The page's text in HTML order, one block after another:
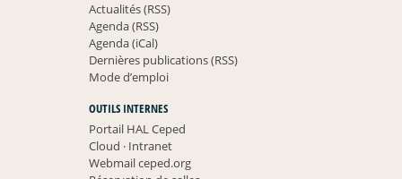
Actualités (RSS)
Agenda (RSS)
Agenda (iCal)
Dernières publications (RSS)
Mode d’emploi
OUTILS INTERNES
Portail HAL Ceped
Cloud ·Intranet
Webmail ceped.org